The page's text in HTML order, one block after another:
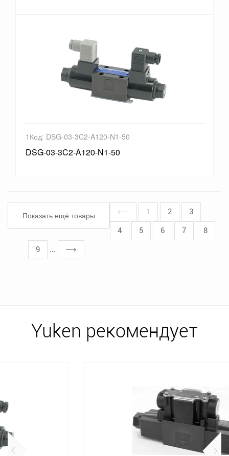
1Код: DSG-03-3C2-A120-N1-50
DSG-03-3C2-A120-N1-50
Показать ещё товары ⟵ 1 2 3
4 5 6 7 8
9 ... ⟶
Yuken рекомендует